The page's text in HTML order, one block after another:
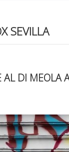
SEVILLA
DI MEOLA